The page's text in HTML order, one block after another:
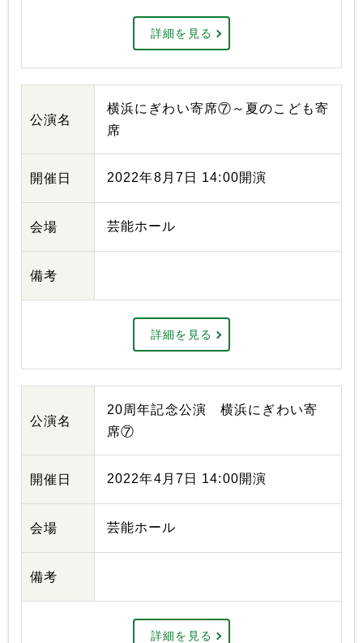
詳細を見る
公演名
横浜にぎわい寄席⑦～夏のこども寄
席
開催日 2022年8月7日 14:00開演
会場 芸能ホール
備考
詳細を見る
公演名
20周年記念公演 横浜にぎわい寄
席⑦
開催日 2022年4月7日 14:00開演
会場 芸能ホール
備考
詳細を見る